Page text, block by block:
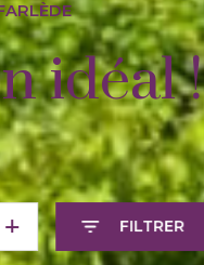
idéal !
FILTRER